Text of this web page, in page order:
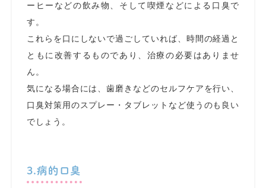
ーヒーなどの飲み物、そして喫煙などによる口臭で
す。
これらを口にしないで過ごしていれば、時間の経過と
ともに改善するものであり、治療の必要はありませ
ん。
気になる場合には、歯磨きなどのセルフケアを行い、
口臭対策用のスプレー・タブレットなど使うのも良い
でしょう。
3.病的口臭